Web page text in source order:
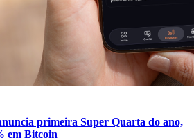
primeira Super Quarta do ano,
em Bitcoin